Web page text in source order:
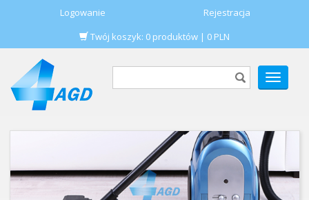
Logowanie
Rejestracja
Twój koszyk: 0 produktów | 0 PLN
POKAŻ
MENU